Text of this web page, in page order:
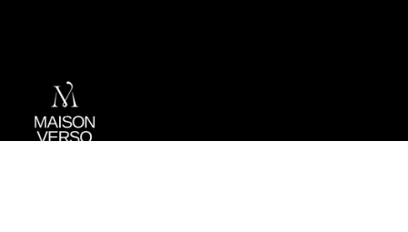
Politique de confidentialité